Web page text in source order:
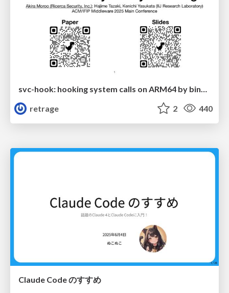
retrage
2 440
Claude Code のすすめ